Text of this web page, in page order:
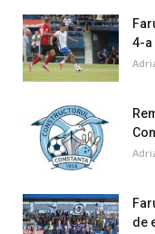
4-a
de